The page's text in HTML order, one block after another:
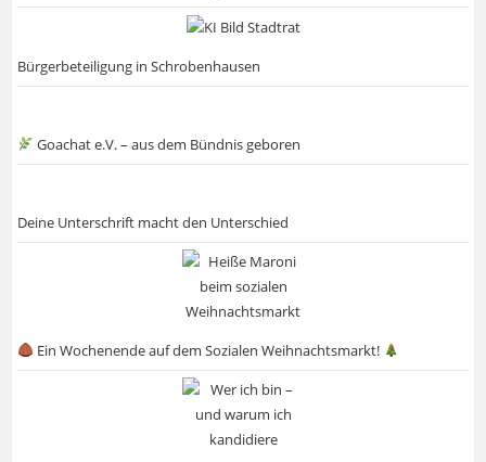
Bürgerbeteiligung in Schrobenhausen
Goachat e.V. – aus dem Bündnis geboren
Deine Unterschrift macht den Unterschied
Ein Wochenende auf dem Sozialen Weihnachtsmarkt!